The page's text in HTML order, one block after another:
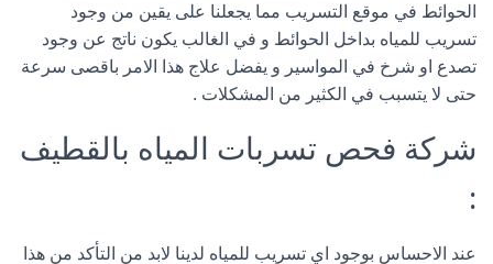
الحوائط في موقع التسريب مما يجعلنا على يقين من وجود
تسريب للمياه بداخل الحوائط و في الغالب يكون ناتج عن وجود
تصدع او شرخ في المواسير و يفضل علاج هذا الامر باقصى سرعة
حتى لا يتسبب في الكثير من المشكلات .
شركة فحص تسربات المياه بالقطيف
:
عند الاحساس بوجود اي تسريب للمياه لدينا لابد من التأكد من هذا